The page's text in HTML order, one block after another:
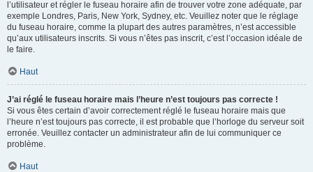
l’utilisateur et régler le fuseau horaire afin de trouver votre zone adéquate, par
exemple Londres, Paris, New York, Sydney, etc. Veuillez noter que le réglage
du fuseau horaire, comme la plupart des autres paramètres, n’est accessible
qu’aux utilisateurs inscrits. Si vous n’êtes pas inscrit, c’est l’occasion idéale de
le faire.
Haut
J’ai réglé le fuseau horaire mais l’heure n’est toujours pas correcte !
Si vous êtes certain d’avoir correctement réglé le fuseau horaire mais que
l’heure n’est toujours pas correcte, il est probable que l’horloge du serveur soit
erronée. Veuillez contacter un administrateur afin de lui communiquer ce
problème.
Haut